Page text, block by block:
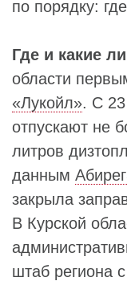
по порядку:
Где и какие
области
«Лукойл». С
отпускают не
литров
данным
закрыла
В Курской
штаб региона